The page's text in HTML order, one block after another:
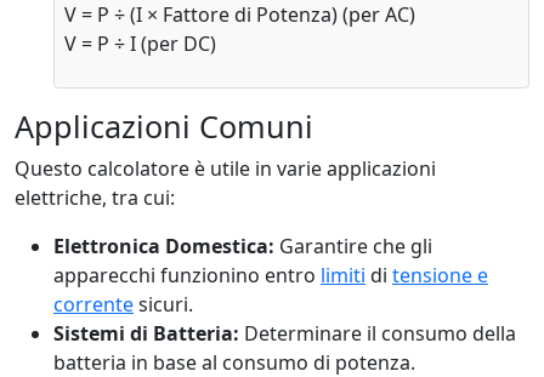
V = P ÷ (I × Fattore di Potenza) (per AC)
V = P ÷ I (per DC)
Applicazioni Comuni
Questo calcolatore è utile in varie applicazioni
elettriche, tra cui:
Elettronica Domestica: Garantire che gli
apparecchi funzionino entro limiti di tensione e
correntesicuri.
Sistemi di Batteria: Determinare il consumo della
batteria in base al consumo di potenza.